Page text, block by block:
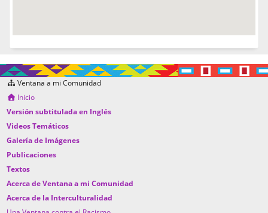
Ventana a mi Comunidad
Inicio
Versión subtitulada en Inglés
Videos Temáticos
Galería de Imágenes
Publicaciones
Textos
Acerca de Ventana a mi Comunidad
Acerca de la Interculturalidad